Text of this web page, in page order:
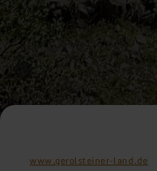
www.gerolsteiner-land.de